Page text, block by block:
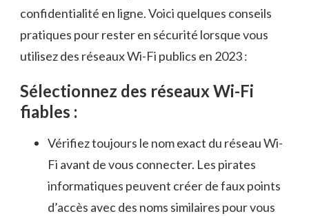
confidentialité en ligne. Voici quelques conseils
pratiques pour rester en sécurité⁣ lorsque vous
utilisez des réseaux ‌Wi-Fi​ publics en 2023⁣ :
Sélectionnez ‌des‍ réseaux Wi-Fi
fiables‌ :
Vérifiez toujours ‌le ‌nom exact du réseau Wi-
Fi avant de‍ vous connecter. Les ‌pirates
informatiques peuvent​ créer de faux points
d’accès avec des ⁢noms similaires⁣ pour vous